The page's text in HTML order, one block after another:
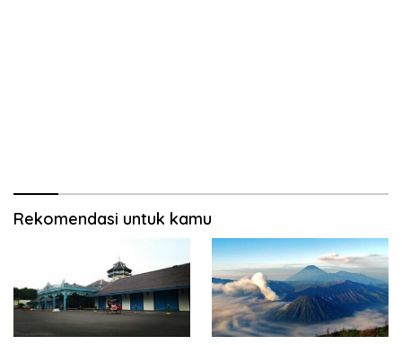
Rekomendasi untuk kamu